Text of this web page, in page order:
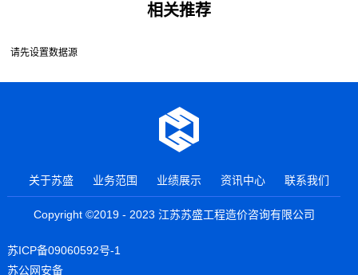
相关推荐
请先设置数据源
关于苏盛 业务范围 业绩展示 资讯中心 联系我们
Copyright ©2019 - 2023 江苏苏盛工程造价咨询有限公司
苏ICP备09060592号-1
苏公网安备